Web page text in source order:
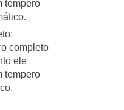
tempero
completo
ele
tempero